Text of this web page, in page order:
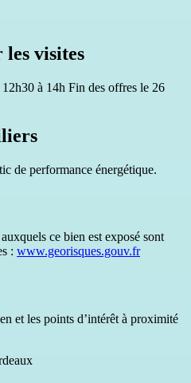
les visites
à 14h Fin des offres le 26
de performance énergétique.
ce bien est exposé sont
: www.georisques.gouv.fr
et les points d’intérêt à proximité